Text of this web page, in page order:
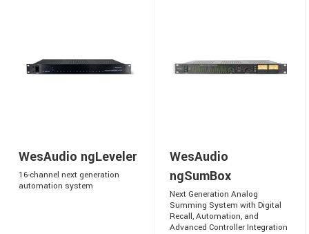
WesAudio ngLeveler
16-channel next generation
automation system
WesAudio
ngSumBox
Next Generation Analog
Summing System with Digital
Recall, Automation, and
Advanced Controller Integration